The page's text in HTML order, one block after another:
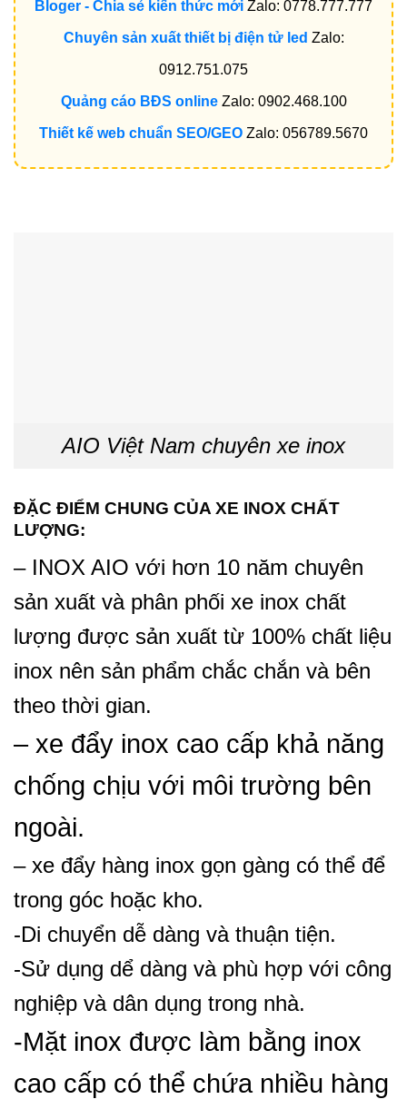
Bloger - Chia sẻ kiến thức mới Zalo: 0778.777.777
Chuyên sản xuất thiết bị điện tử led Zalo:
0912.751.075
Quảng cáo BĐS onlineZalo: 0902.468.100
Thiết kế web chuẩn SEO/GEO Zalo: 056789.5670
AIO Việt Nam chuyên xe inox
ĐẶC ĐIỂM CHUNG CỦA XE INOX CHẤT
LƯỢNG:
– INOX AIO với hơn 10 năm chuyên
sản xuất và phân phối xe inox chất
lượng được sản xuất từ 100% chất liệu
inox nên sản phẩm chắc chắn và bên
theo thời gian.
– xe đẩy inox cao cấp khả năng
chống chịu với môi trường bên
ngoài.
– xe đẩy hàng inox gọn gàng có thể để
trong góc hoặc kho.
-Di chuyển dễ dàng và thuận tiện.
-Sử dụng dể dàng và phù hợp với công
nghiệp và dân dụng trong nhà.
-Mặt inox được làm bằng inox
cao cấp có thể chứa nhiều hàng